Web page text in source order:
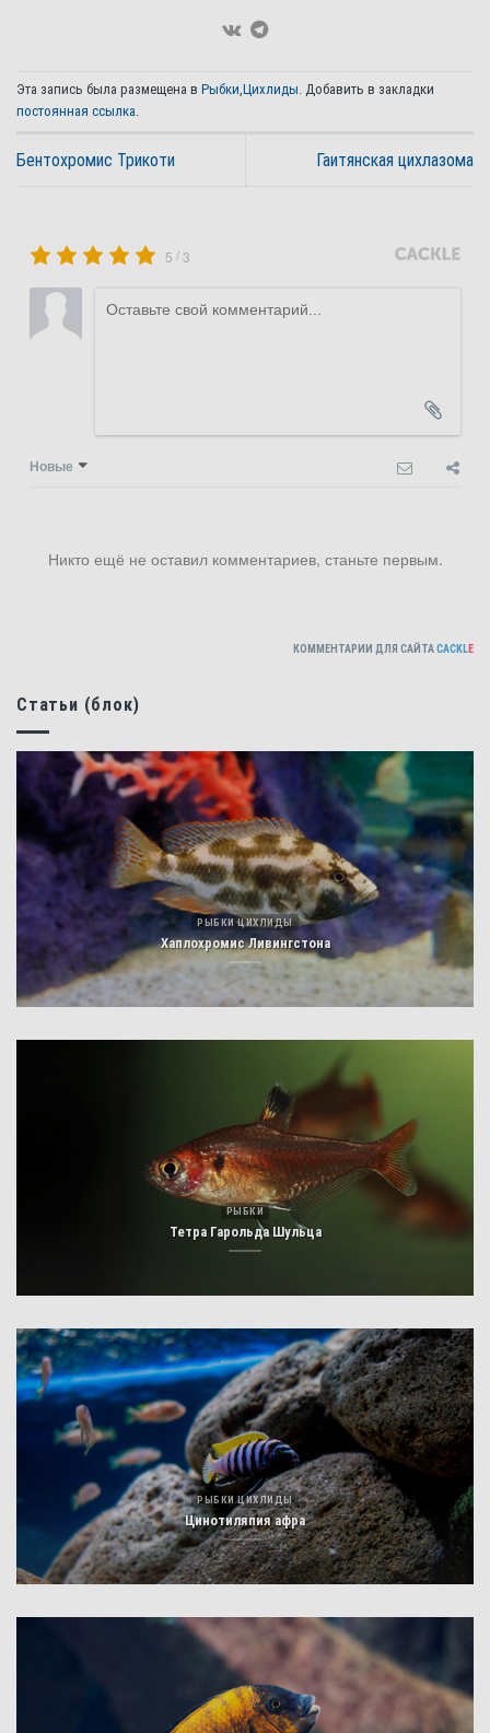
Эта запись была размещена в Рыбки,Цихлиды. Добавить в закладки
постоянная ссылка.
Бентохромис Трикоти Гаитянская цихлазома
5 /3
Новые
Никто ещё не оставил комментариев, станьте первым.
КОММЕНТАРИИ ДЛЯ САЙТАCACKLE
Статьи (блок)
РЫБКИ ЦИХЛИДЫ
Хаплохромис Ливингстона
РЫБКИ
Тетра Гарольда Шульца
РЫБКИ ЦИХЛИДЫ
Цинотиляпия афра